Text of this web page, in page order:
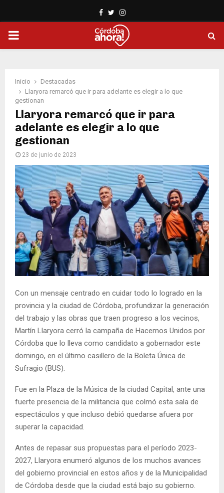
Facebook
TwitterInstagram
PRIMARY
Inicio
Destacadas
Llaryora remarcó que ir para adelante es elegir a lo que
gestionan
Llaryora remarcó que ir para
adelante es elegir a lo que
gestionan
23 de junio de 2023
Con un mensaje centrado en cuidar todo lo logrado en la
provincia y la ciudad de Córdoba, profundizar la generación
del trabajo y las obras que traen progreso a los vecinos,
Martín Llaryora cerró la campaña de Hacemos Unidos por
Córdoba que lo lleva como candidato a gobernador este
domingo, en el último casillero de la Boleta Única de
Sufragio (BUS).
Fue en la Plaza de la Música de la ciudad Capital, ante una
fuerte presencia de la militancia que colmó esta sala de
espectáculos y que incluso debió quedarse afuera por
superar la capacidad.
Antes de repasar sus propuestas para el período 2023-
2027, Llaryora enumeró algunos de los muchos avances
del gobierno provincial en estos años y de la Municipalidad
de Córdoba desde que la ciudad está bajo su gobierno.